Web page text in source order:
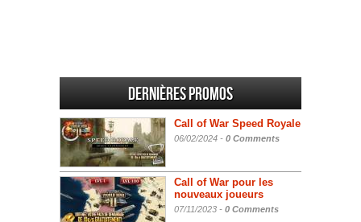
Dernières promos
Call of War Speed Royale
06/02/2024 - 0 Comments
Call of War pour les
nouveaux joueurs
07/11/2023 - 0 Comments